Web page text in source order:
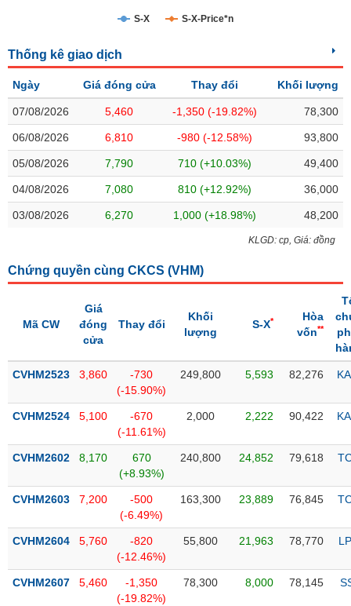
cổ
Quy
mô
thị
Niêm
yết
Niêm
Niêm
sung
niêm
Theo
đặc
biệt
Không
được
quỹ
mục
S-X S-X-Price*n
Thống kê giao dịch
Ngày Giá đóng cửa Thay đổi Khối lượng
07/08/2026 5,460 -1,350 (-19.82%) 78,300
06/08/2026 6,810 -980 (-12.58%) 93,800
05/08/2026 7,790 710 (+10.03%) 49,400
04/08/2026 7,080 810 (+12.92%) 36,000
03/08/2026 6,270 1,000 (+18.98%) 48,200
KLGD: cp, Giá: đồng
Chứng quyền cùng CKCS (VHM)
Mã CW
Giá
đóng
cửa
Thay đổi
Khối
lượng
S-X*
Hòa
vốn**
CVHM2523 3,860
-730
(-15.90%)
249,800 5,593 82,276
CVHM2524 5,100
-670
(-11.61%)
2,000 2,222 90,422
CVHM2602 8,170
670
(+8.93%)
240,800 24,852 79,618
CVHM2603 7,200
-500
(-6.49%)
163,300 23,889 76,845
CVHM2604 5,760
-820
(-12.46%)
55,800 21,963 78,770
CVHM2607 5,460
-1,350
(-19.82%)
78,300 8,000 78,145
NGÀNH
DOANH
NGHIỆP
CỔ
PHIẾU
PHÁI
SINH
CÔNG
ĐẦU
XUẤT
DỮ